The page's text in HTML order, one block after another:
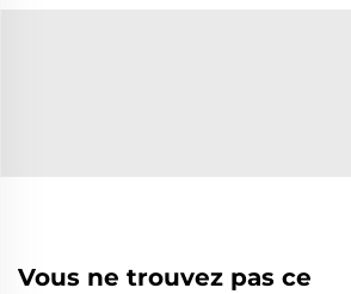
Vous ne trouvez pas ce